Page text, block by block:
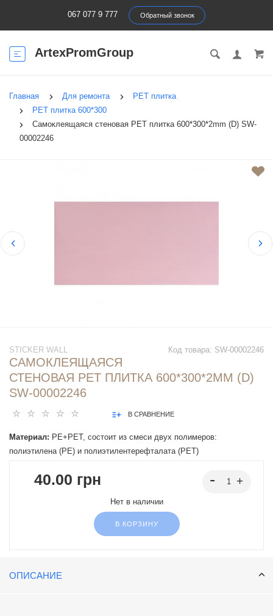
067 077 9 777 Обратный звонок
ArtexPromGroup
Главная Для ремонта
PЕT плитка
PET плитка 600*300
Самоклеящаяся стеновая PET плитка 600*300*2mm (D) SW-
00002246
Код товара: SW-00002246
STICKER WALL
САМОКЛЕЯЩАЯСЯ
СТЕНОВАЯ PET ПЛИТКА 600*300*2MM (D)
SW-00002246
В СРАВНЕНИЕ
Материал: PE+PET, состоит из смеси двух полимеров:
полиэтилена (PE) и полиэтилентерефталата (PET)
40.00 грн
Нет в наличии
В КОРЗИНУ
ОПИСАНИЕ